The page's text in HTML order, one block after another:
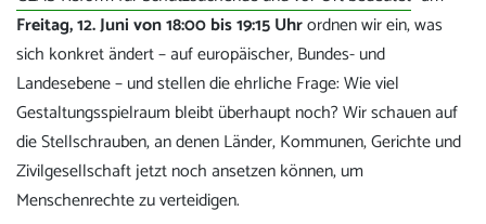
Freitag, 12. Juni von 18:00 bis 19:15 Uhrordnen wir ein, was
sich konkret ändert – auf europäischer, Bundes- und
Landesebene – und stellen die ehrliche Frage: Wie viel
Gestaltungsspielraum bleibt überhaupt noch? Wir schauen auf
die Stellschrauben, an denen Länder, Kommunen, Gerichte und
Zivilgesellschaft jetzt noch ansetzen können, um
Menschenrechte zu verteidigen.